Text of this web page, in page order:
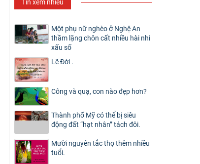
Tin xem nhiều
Một phụ nữ nghèo ở Nghệ An
thầm lặng chôn cất nhiều hài nhi
xấu số
Lẽ Đời .
Công và quạ, con nào đẹp hơn?
Thành phố Mỹ có thể bị siêu
động đất “hạt nhân” tách đôi.
Mười nguyên tắc thọ thêm nhiều
tuổi.